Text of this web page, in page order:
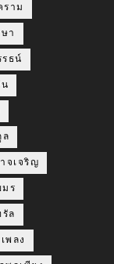
ราม
า
ธน์
จเจริญ
มร
ล
เพลง